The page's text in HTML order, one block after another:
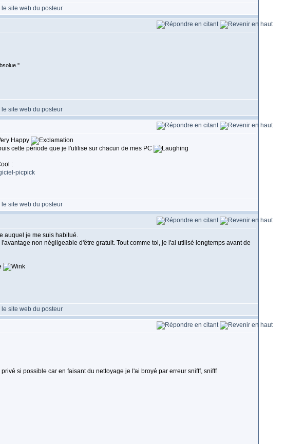
cette période que je l'utilise sur chacun de mes PC
:
picpick
auquel je me suis habitué.
non négligeable d'être gratuit. Tout comme toi, je l'ai utilisé longtemps avant de
si possible car en faisant du nettoyage je l'ai broyé par erreur snifff, snifff